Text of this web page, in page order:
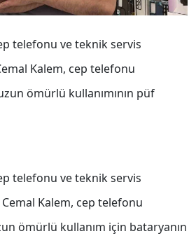
telefonu ve teknik servis
Kalem, cep telefonu
ömürlü kullanımının püf
telefonu ve teknik servis
Kalem, cep telefonu
ömürlü kullanım için bataryanın